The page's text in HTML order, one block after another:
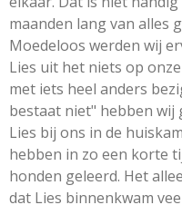
maanden lang van alles
Moedeloos werden wij
Lies uit het niets op
met iets heel anders
bestaat niet" hebben wij
Lies bij ons in de
hebben in zo een korte
honden geleerd. Het
dat Lies binnenkwam